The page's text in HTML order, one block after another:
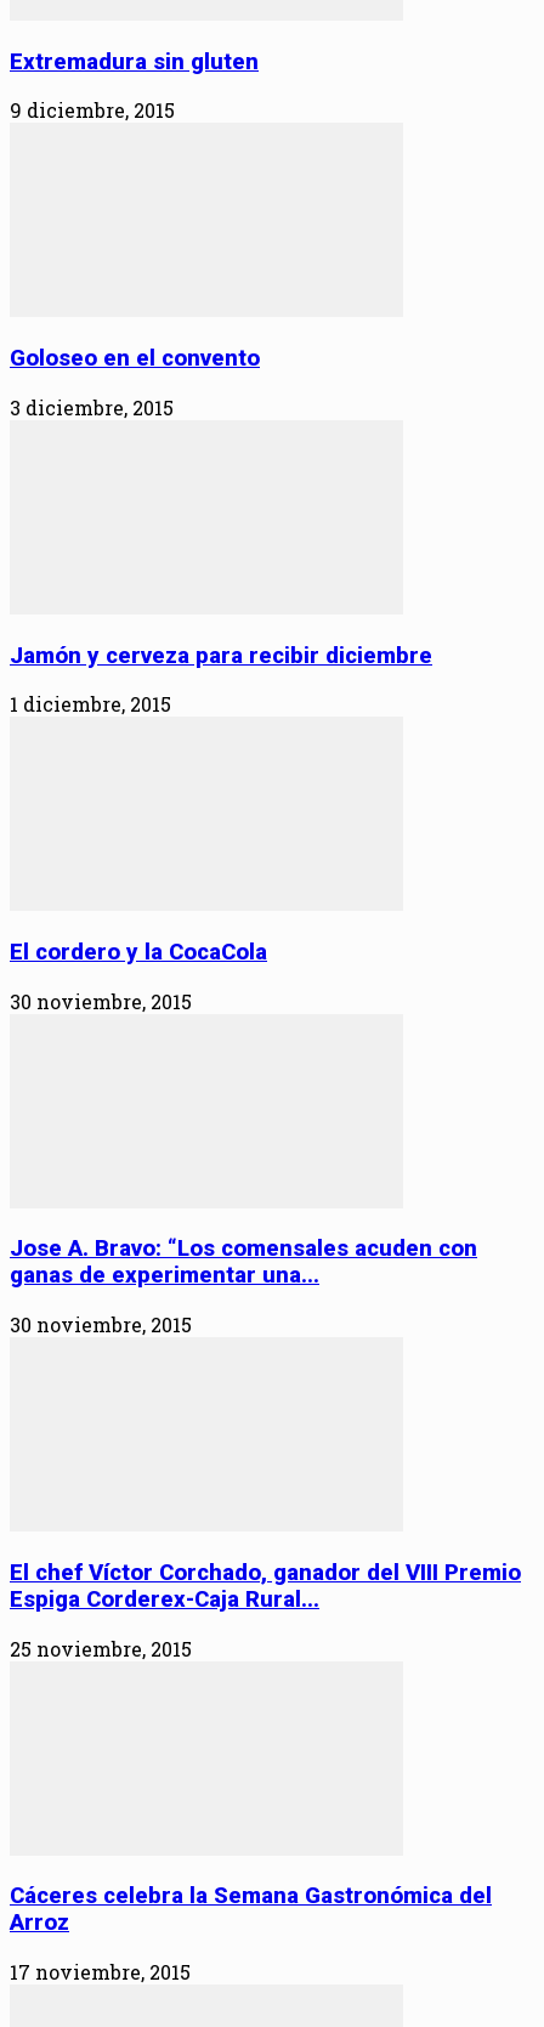
Extremadura sin gluten
9 diciembre, 2015
Goloseo en el convento
3 diciembre, 2015
Jamón y cerveza para recibir diciembre
1 diciembre, 2015
El cordero y la CocaCola
30 noviembre, 2015
Jose A. Bravo: “Los comensales acuden con
ganas de experimentar una...
30 noviembre, 2015
El chef Víctor Corchado, ganador del VIII Premio
Espiga Corderex-Caja Rural...
25 noviembre, 2015
Cáceres celebra la Semana Gastronómica del
Arroz
17 noviembre, 2015